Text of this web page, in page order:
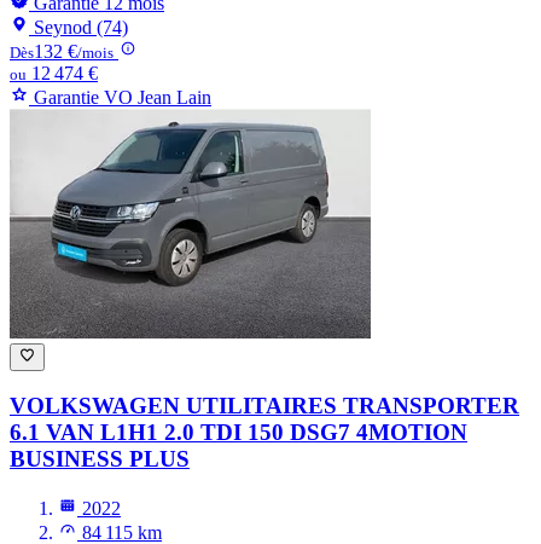
Seynod (74)
Dès132 €/mois
ou 12 474 €
Garantie VO Jean Lain
VOLKSWAGEN UTILITAIRES TRANSPORTER
6.1 VAN L1H1 2.0 TDI 150 DSG7 4MOTION
BUSINESS PLUS
2022
84 115 km